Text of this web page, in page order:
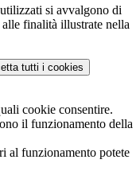
si avvalgono di
finalità illustrate nella
tutti i cookies
cookie consentire.
il funzionamento della
al funzionamento potete